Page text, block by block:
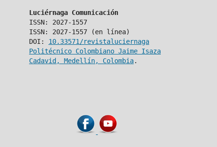
Luciérnaga Comunicación
ISSN: 2027-1557
ISSN: 2027-1557 (en línea)
DOI: 10.33571/revistaluciernaga
Politécnico Colombiano Jaime Isaza
Cadavid, Medellín, Colombia.